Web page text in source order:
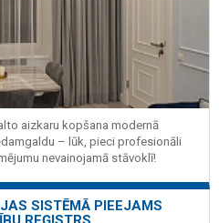
aizkaru kopšana modernā
– lūk, pieci profesionāli
nevainojamā stāvoklī!
SISTĒMĀ PIEEJAMS